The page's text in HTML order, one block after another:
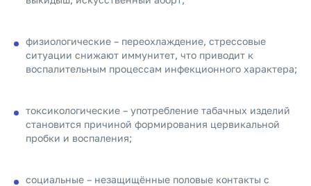
физиологические – переохлаждение, стрессовые
ситуации снижают иммунитет, что приводит к
воспалительным процессам инфекционного характера;
токсикологические – употребление табачных изделий
становится причиной формирования цервикальной
пробки и воспаления;
социальные – незащищённые половые контакты с